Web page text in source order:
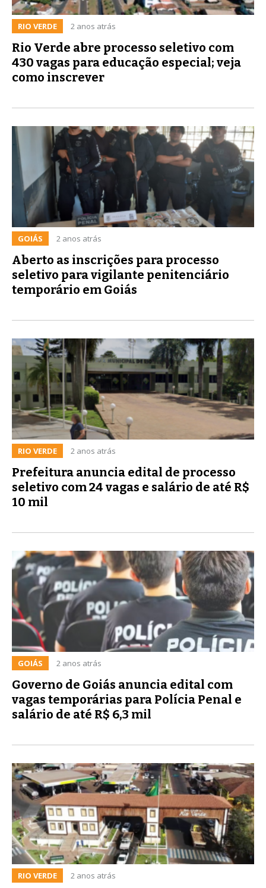
RIO VERDE 2 anos atrás
Rio Verde abre processo seletivo com
430 vagas para educação especial; veja
como inscrever
GOIÁS 2 anos atrás
Aberto as inscrições para processo
seletivo para vigilante penitenciário
temporário em Goiás
RIO VERDE 2 anos atrás
Prefeitura anuncia edital de processo
seletivo com 24 vagas e salário de até R$
10 mil
GOIÁS 2 anos atrás
Governo de Goiás anuncia edital com
vagas temporárias para Polícia Penal e
salário de até R$ 6,3 mil
RIO VERDE 2 anos atrás